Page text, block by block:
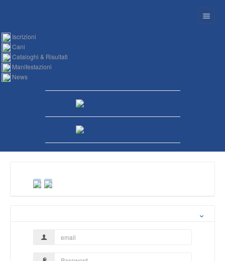
Iscrizioni
Cani
Cataloghi & Risultati
Manifestazioni
News